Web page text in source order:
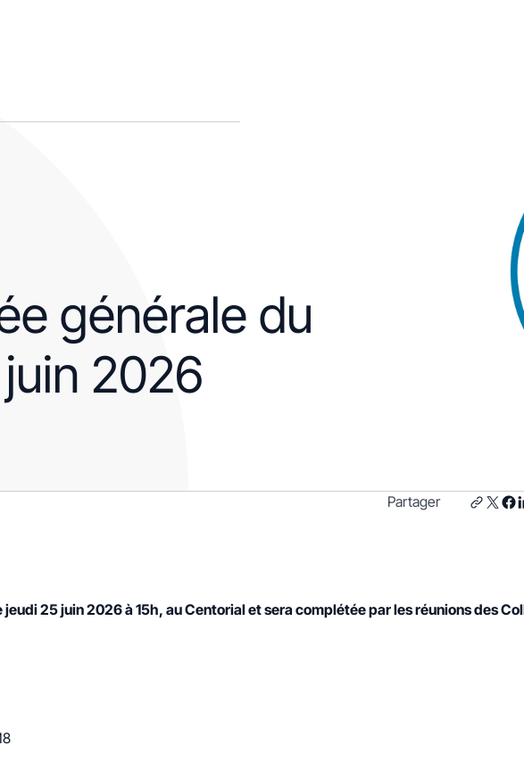
générale du
2026
Partager
25 juin 2026 à 15h, au Centorial et sera complétée par les réunions des